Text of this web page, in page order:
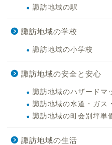
諏訪地域の駅
諏訪地域の学校
諏訪地域の小学校
諏訪地域の安全と安心
諏訪地域のハザードマ
諏訪地域の水道・ガス
諏訪地域の町会別坪単
諏訪地域の生活